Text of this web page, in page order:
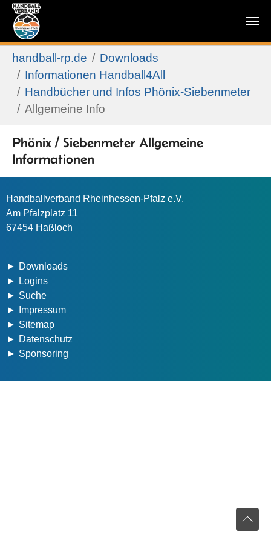
Zum Hauptinhalt springen
Sie sind hier:
handball-rp.de
Downloads
Informationen Handball4All
Handbücher und Infos Phönix-Siebenmeter
Allgemeine Info
Phönix / Siebenmeter Allgemeine
Informationen
Handballverband Rheinhessen-Pfalz e.V.
Am Pfalzplatz 11
67454 Haßloch
Downloads
Logins
Suche
Impressum
Sitemap
Datenschutz
Sponsoring